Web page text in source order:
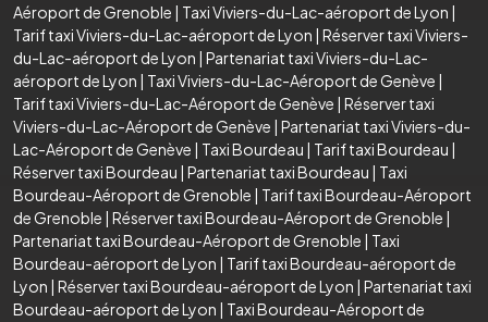
Aéroport de Grenoble | Taxi Viviers-du-Lac-aéroport de Lyon |
Tarif taxi Viviers-du-Lac-aéroport de Lyon | Réserver taxi Viviers-
du-Lac-aéroport de Lyon | Partenariat taxi Viviers-du-Lac-
aéroport de Lyon | Taxi Viviers-du-Lac-Aéroport de Genève |
Tarif taxi Viviers-du-Lac-Aéroport de Genève | Réserver taxi
Viviers-du-Lac-Aéroport de Genève | Partenariat taxi Viviers-du-
Lac-Aéroport de Genève | Taxi Bourdeau | Tarif taxi Bourdeau |
Réserver taxi Bourdeau | Partenariat taxi Bourdeau | Taxi
Bourdeau-Aéroport de Grenoble | Tarif taxi Bourdeau-Aéroport
de Grenoble | Réserver taxi Bourdeau-Aéroport de Grenoble |
Partenariat taxi Bourdeau-Aéroport de Grenoble | Taxi
Bourdeau-aéroport de Lyon | Tarif taxi Bourdeau-aéroport de
Lyon | Réserver taxi Bourdeau-aéroport de Lyon | Partenariat taxi
Bourdeau-aéroport de Lyon | Taxi Bourdeau-Aéroport de